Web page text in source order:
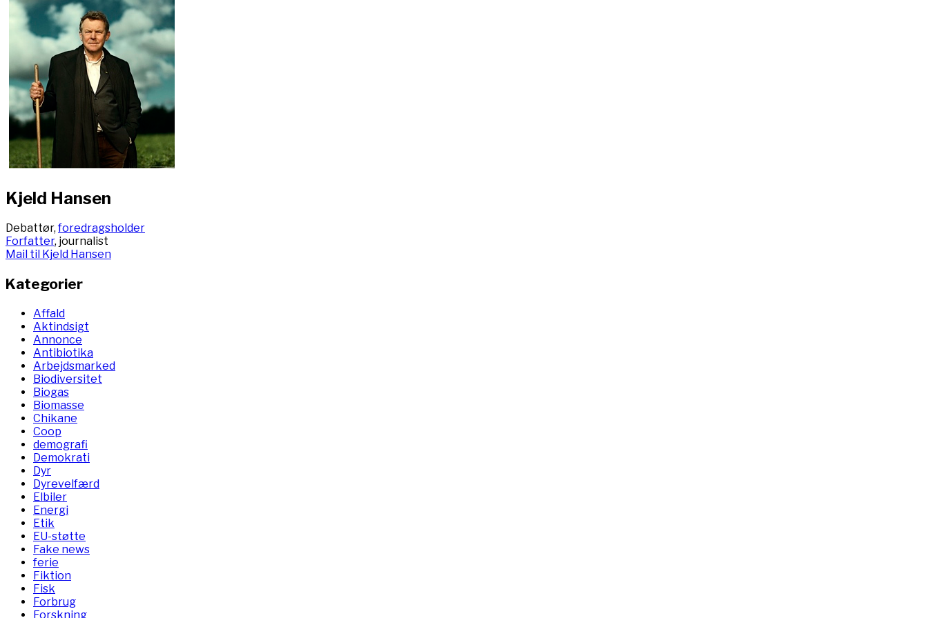
Kjeld Hansen
Debattør,foredragsholder
Forfatter, journalist
Mail til Kjeld Hansen
Kategorier
Affald
Aktindsigt
Annonce
Antibiotika
Arbejdsmarked
Biodiversitet
Biogas
Biomasse
Chikane
Coop
demografi
Demokrati
Dyr
Dyrevelfærd
Elbiler
Energi
Etik
EU-støtte
Fake news
ferie
Fiktion
Fisk
Forbrug
Forskning